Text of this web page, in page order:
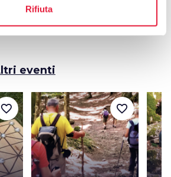
Rifiuta
eventi
favorite_border favorite_border